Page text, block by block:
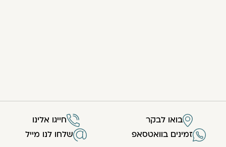
בואו לבקר
חייגו אלינו
זמינים בוואטסאפ
שלחו לנו מייל